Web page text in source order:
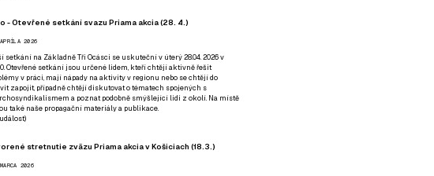
- Otevřené setkání svazu Priama akcia (28. 4.)
2026
setkání na Základně Tři Ocásci se uskuteční v úterý 28.04. 2026 v
Otevřené setkání jsou určené lidem, kteří chtějí aktivně řešit
v práci, mají nápady na aktivity v regionu nebo se chtějí do
zapojit, případně chtějí diskutovat o tématech spojených s
a poznat podobně smýšlející lidi z okolí. Na místě
také naše propagační materiály a publikace.
)
stretnutie zväzu Priama akcia v Košiciach (18.3.)
2026